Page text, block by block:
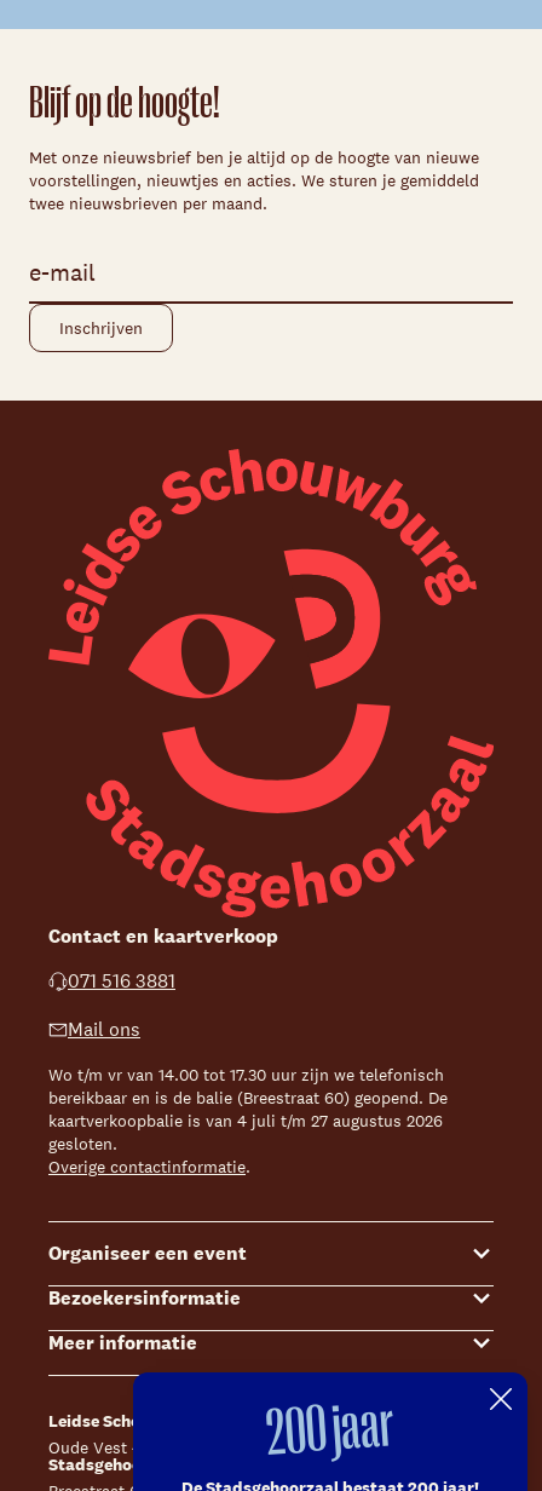
Blijf op de hoogte!
Met onze nieuwsbrief ben je altijd op de hoogte van nieuwe
voorstellingen, nieuwtjes en acties. We sturen je gemiddeld
twee nieuwsbrieven per maand.
Contact en kaartverkoop
071 516 3881
Mail ons
Wo t/m vr van 14.00 tot 17.30 uur zijn we telefonisch
bereikbaar en is de balie (Breestraat 60) geopend. De
kaartverkoopbalie is van 4 juli t/m 27 augustus 2026
gesloten.
Overige contactinformatie.
Organiseer een event
Events
Zalenoverzicht
Contact Sales & Events
Offerte aanvragen
Bezoekersinformatie
Kaartverkoop
Bereikbaarheid
Toegankelijkheid
Huisregels en algemene voorwaarden
Meer informatie
Steun ons
Technische informatie
Leidse Schouwburg
Oude Vest 43, 2312 XS Leiden
Stadsgehoorzaal Leiden
Café Caat
Catharinahof, 2311 CS Leiden
200 jaar